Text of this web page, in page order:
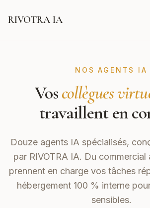
RIVOTRA IA
NOS AGENTS IA
Voscollègues
travaillent en
Douze agents IA spécialisés,
par RIVOTRA IA. Du commercial
prennent en charge vos tâches
hébergement 100 % interne
sensibles.